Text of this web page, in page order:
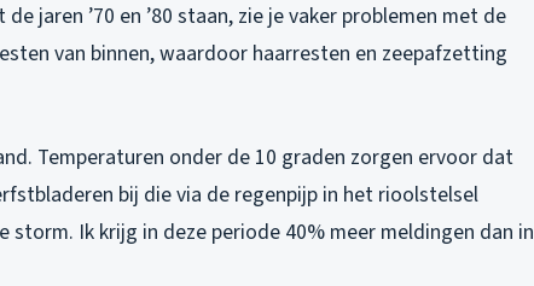
jaren ’70 en ’80 staan, zie je vaker problemen met de
van binnen, waardoor haarresten en zeepafzetting
Temperaturen onder de 10 graden zorgen ervoor dat
bij die via de regenpijp in het rioolstelsel
Ik krijg in deze periode 40% meer meldingen dan in